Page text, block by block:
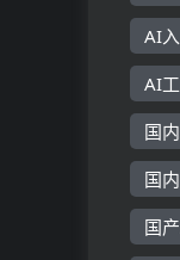
AI
AI
国
国
国